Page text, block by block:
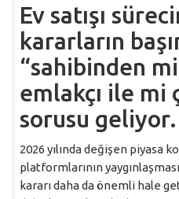
Ev satışı
kararların
“sahibinden
emlakçı ile mi
sorusu geliyor.
2026 yılında değişen piyasa
platformlarının
kararı daha da önemli hale